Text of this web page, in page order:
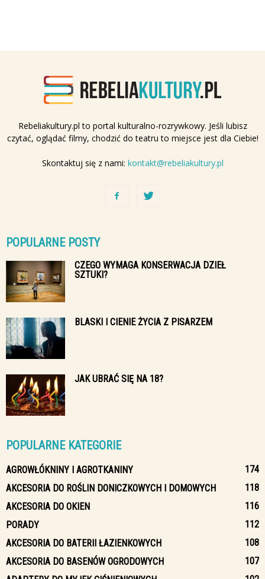
Rebeliakultury.pl to portal kulturalno-rozrywkowy. Jeśli lubisz
czytać, oglądać filmy, chodzić do teatru to miejsce jest dla Ciebie!
Skontaktuj się z nami: kontakt@rebeliakultury.pl
POPULARNE POSTY
CZEGO WYMAGA KONSERWACJA DZIEŁ
SZTUKI?
BLASKI I CIENIE ŻYCIA Z PISARZEM
JAK UBRAĆ SIĘ NA 18?
POPULARNE KATEGORIE
AGROWŁÓKNINY I AGROTKANINY
174
AKCESORIA DO ROŚLIN DONICZKOWYCH I DOMOWYCH
118
AKCESORIA DO OKIEN
116
PORADY
112
AKCESORIA DO BATERII ŁAZIENKOWYCH
108
AKCESORIA DO BASENÓW OGRODOWYCH
107